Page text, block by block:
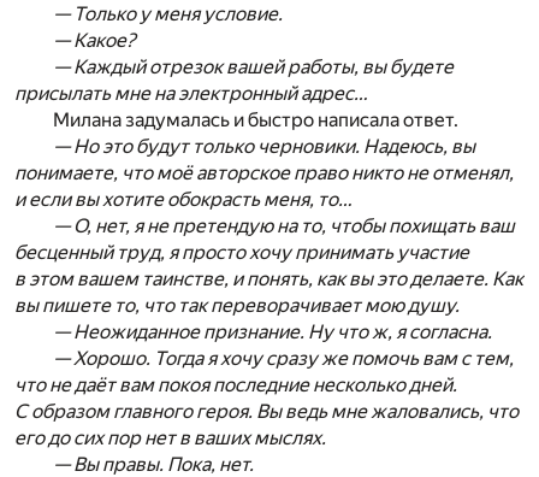
— Только у меня условие.
— Какое?
— Каждый отрезок вашей работы, вы будете
присылать мне на электронный адрес…
Милана задумалась и быстро написала ответ.
— Но это будут только черновики. Надеюсь, вы
понимаете, что моё авторское право никто не отменял,
и если вы хотите обокрасть меня, то…
— О, нет, я не претендую на то, чтобы похищать ваш
бесценный труд, я просто хочу принимать участие
в этом вашем таинстве, и понять, как вы это делаете. Как
вы пишете то, что так переворачивает мою душу.
— Неожиданное признание. Ну что ж, я согласна.
— Хорошо. Тогда я хочу сразу же помочь вам с тем,
что не даёт вам покоя последние несколько дней.
С образом главного героя. Вы ведь мне жаловались, что
его до сих пор нет в ваших мыслях.
— Вы правы. Пока, нет.